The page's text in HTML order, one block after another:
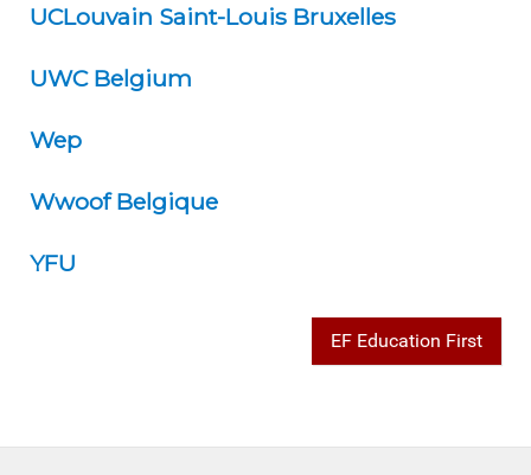
UCLouvain Saint-Louis Bruxelles
UWC Belgium
Wep
Wwoof Belgique
YFU
EF Education First